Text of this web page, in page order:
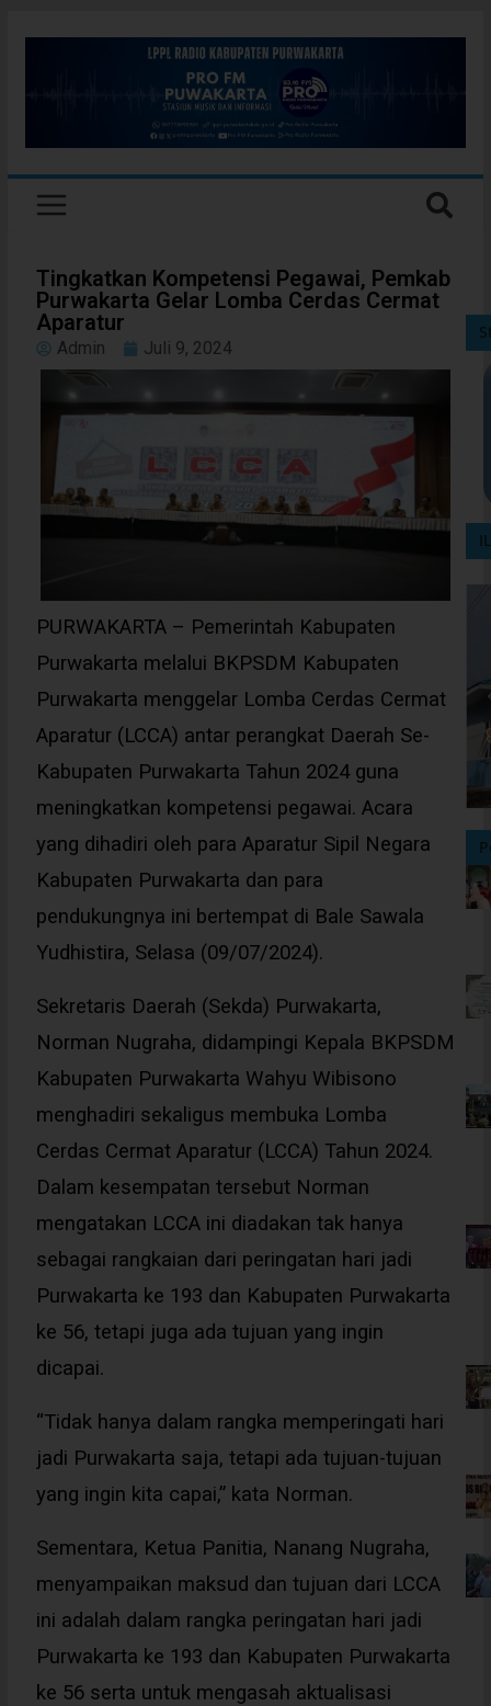
Tingkatkan Kompetensi Pegawai, Pemkab
Purwakarta Gelar Lomba Cerdas Cermat
Aparatur
Admin Juli 9, 2024
PURWAKARTA – Pemerintah Kabupaten
Purwakarta melalui BKPSDM Kabupaten
Purwakarta menggelar Lomba Cerdas Cermat
Aparatur (LCCA) antar perangkat Daerah Se-
Kabupaten Purwakarta Tahun 2024 guna
meningkatkan kompetensi pegawai. Acara
yang dihadiri oleh para Aparatur Sipil Negara
Kabupaten Purwakarta dan para
pendukungnya ini bertempat di Bale Sawala
Yudhistira, Selasa (09/07/2024).
Sekretaris Daerah (Sekda) Purwakarta,
Norman Nugraha, didampingi Kepala BKPSDM
Kabupaten Purwakarta Wahyu Wibisono
menghadiri sekaligus membuka Lomba
Cerdas Cermat Aparatur (LCCA) Tahun 2024.
Dalam kesempatan tersebut Norman
mengatakan LCCA ini diadakan tak hanya
sebagai rangkaian dari peringatan hari jadi
Purwakarta ke 193 dan Kabupaten Purwakarta
ke 56, tetapi juga ada tujuan yang ingin
dicapai.
“Tidak hanya dalam rangka memperingati hari
jadi Purwakarta saja, tetapi ada tujuan-tujuan
yang ingin kita capai,” kata Norman.
Sementara, Ketua Panitia, Nanang Nugraha,
menyampaikan maksud dan tujuan dari LCCA
ini adalah dalam rangka peringatan hari jadi
Purwakarta ke 193 dan Kabupaten Purwakarta
ke 56 serta untuk mengasah aktualisasi